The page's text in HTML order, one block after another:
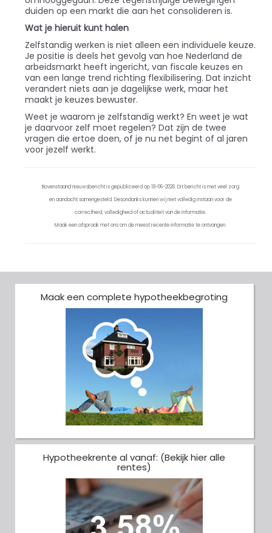
duiden op een markt die aan het consolideren is.
Wat je hieruit kunt halen
Zelfstandig werken is niet alleen een individuele keuze.
Je positie is deels het gevolg van hoe Nederland de
arbeidsmarkt heeft ingericht, van fiscale keuzes en
van een lange trend richting flexibilisering. Dat inzicht
verandert niets aan je dagelijkse werk, maar het
maakt je keuzes bewuster.
Weet je waarom je zelfstandig werkt? En weet je wat
je daarvoor zelf moet regelen? Dat zijn de twee
vragen die ertoe doen, of je nu net begint of al jaren
voor jezelf werkt.
Bovenstaand nieuwsbericht is gepubliceerd op 18-06-2026. Dit bericht is met veel zorg
en aandacht samengesteld. Desondanks kunnen wij niet volledig instaan voor de
correctheid, volledigheid of actualiteit van de informatie.
Maak een afspraak met ons om de meest recente informatie te ontvangen.
Maak een complete hypotheekbegroting
Hypotheekrente al vanaf: (Bekijk hier alle
rentes)